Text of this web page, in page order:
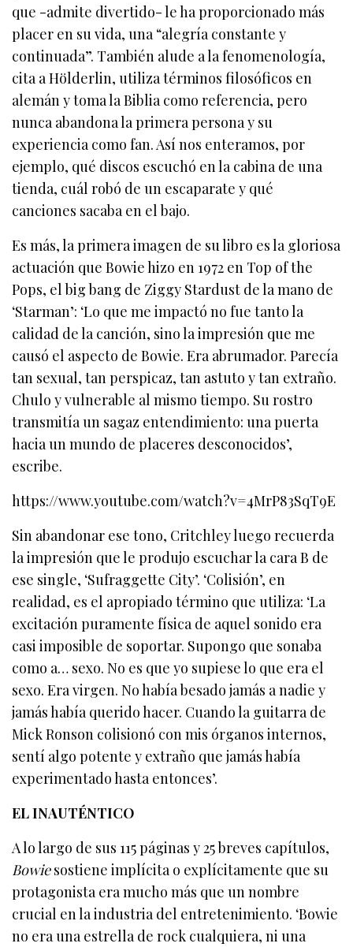
que -admite divertido- le ha proporcionado más
placer en su vida, una “alegría constante y
continuada”. También alude a la fenomenología,
cita a Hölderlin, utiliza términos filosóficos en
alemán y toma la Biblia como referencia, pero
nunca abandona la primera persona y su
experiencia como fan. Así nos enteramos, por
ejemplo, qué discos escuchó en la cabina de una
tienda, cuál robó de un escaparate y qué
canciones sacaba en el bajo.
Es más, la primera imagen de su libro es la gloriosa
actuación que Bowie hizo en 1972 en Top of the
Pops, el big bang de Ziggy Stardust de la mano de
‘Starman’: ‘Lo que me impactó no fue tanto la
calidad de la canción, sino la impresión que me
causó el aspecto de Bowie. Era abrumador. Parecía
tan sexual, tan perspicaz, tan astuto y tan extraño.
Chulo y vulnerable al mismo tiempo. Su rostro
transmitía un sagaz entendimiento: una puerta
hacia un mundo de placeres desconocidos’,
escribe.
https://www.youtube.com/watch?v=4MrP83SqT9E
Sin abandonar ese tono, Critchley luego recuerda
la impresión que le produjo escuchar la cara B de
ese single, ‘Sufraggette City’. ‘Colisión’, en
realidad, es el apropiado término que utiliza: ‘La
excitación puramente física de aquel sonido era
casi imposible de soportar. Supongo que sonaba
como a… sexo. No es que yo supiese lo que era el
sexo. Era virgen. No había besado jamás a nadie y
jamás había querido hacer. Cuando la guitarra de
Mick Ronson colisionó con mis órganos internos,
sentí algo potente y extraño que jamás había
experimentado hasta entonces’.
EL INAUTÉNTICO
A lo largo de sus 115 páginas y 25 breves capítulos,
Bowiesostiene implícita o explícitamente que su
protagonista era mucho más que un nombre
crucial en la industria del entretenimiento. ‘Bowie
no era una estrella de rock cualquiera, ni una